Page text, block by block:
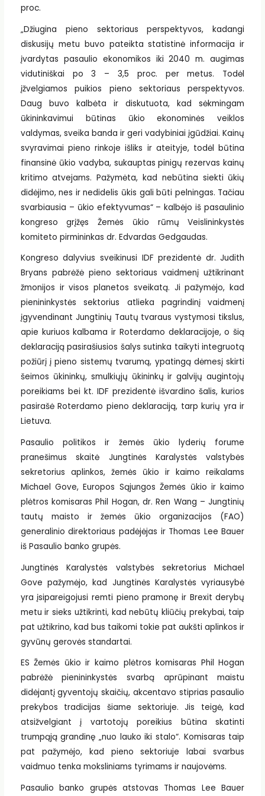
proc.
„Džiugina pieno sektoriaus perspektyvos, kadangi
diskusijų metu buvo pateikta statistinė informacija ir
įvardytas pasaulio ekonomikos iki 2040 m. augimas
vidutiniškai po 3 – 3,5 proc. per metus. Todėl
įžvelgiamos puikios pieno sektoriaus perspektyvos.
Daug buvo kalbėta ir diskutuota, kad sėkmingam
ūkininkavimui būtinas ūkio ekonominės veiklos
valdymas, sveika banda ir geri vadybiniai įgūdžiai. Kainų
svyravimai pieno rinkoje išliks ir ateityje, todėl būtina
finansinė ūkio vadyba, sukauptas pinigų rezervas kainų
kritimo atvejams. Pažymėta, kad nebūtina siekti ūkių
didėjimo, nes ir nedidelis ūkis gali būti pelningas. Tačiau
svarbiausia – ūkio efektyvumas“ – kalbėjo iš pasaulinio
kongreso grįžęs Žemės ūkio rūmų Veislininkystės
komiteto pirmininkas dr. Edvardas Gedgaudas.
Kongreso dalyvius sveikinusi IDF prezidentė dr. Judith
Bryans pabrėžė pieno sektoriaus vaidmenį užtikrinant
žmonijos ir visos planetos sveikatą. Ji pažymėjo, kad
pienininkystės sektorius atlieka pagrindinį vaidmenį
įgyvendinant Jungtinių Tautų tvaraus vystymosi tikslus,
apie kuriuos kalbama ir Roterdamo deklaracijoje, o šią
deklaraciją pasirašiusios šalys sutinka taikyti integruotą
požiūrį į pieno sistemų tvarumą, ypatingą dėmesį skirti
šeimos ūkininkų, smulkiųjų ūkininkų ir galvijų augintojų
poreikiams bei kt. IDF prezidentė išvardino šalis, kurios
pasirašė Roterdamo pieno deklaraciją, tarp kurių yra ir
Lietuva.
Pasaulio politikos ir žemės ūkio lyderių forume
pranešimus skaitė Jungtinės Karalystės valstybės
sekretorius aplinkos, žemės ūkio ir kaimo reikalams
Michael Gove, Europos Sąjungos Žemės ūkio ir kaimo
plėtros komisaras Phil Hogan, dr. Ren Wang – Jungtinių
tautų maisto ir žemės ūkio organizacijos (FAO)
generalinio direktoriaus padėjėjas ir Thomas Lee Bauer
iš Pasaulio banko grupės.
Jungtinės Karalystės valstybės sekretorius Michael
Gove pažymėjo, kad Jungtinės Karalystės vyriausybė
yra įsipareigojusi remti pieno pramonę ir Brexit derybų
metu ir sieks užtikrinti, kad nebūtų kliūčių prekybai, taip
pat užtikrino, kad bus taikomi tokie pat aukšti aplinkos ir
gyvūnų gerovės standartai.
ES Žemės ūkio ir kaimo plėtros komisaras Phil Hogan
pabrėžė pienininkystės svarbą aprūpinant maistu
didėjantį gyventojų skaičių, akcentavo stiprias pasaulio
prekybos tradicijas šiame sektoriuje. Jis teigė, kad
atsižvelgiant į vartotojų poreikius būtina skatinti
trumpąją grandinę „nuo lauko iki stalo“. Komisaras taip
pat pažymėjo, kad pieno sektoriuje labai svarbus
vaidmuo tenka moksliniams tyrimams ir naujovėms.
Pasaulio banko grupės atstovas Thomas Lee Bauer